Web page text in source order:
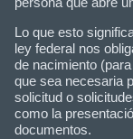
Lo que esto
ley federal nos
de nacimiento
que sea necesaria
solicitud o
como la
documentos.